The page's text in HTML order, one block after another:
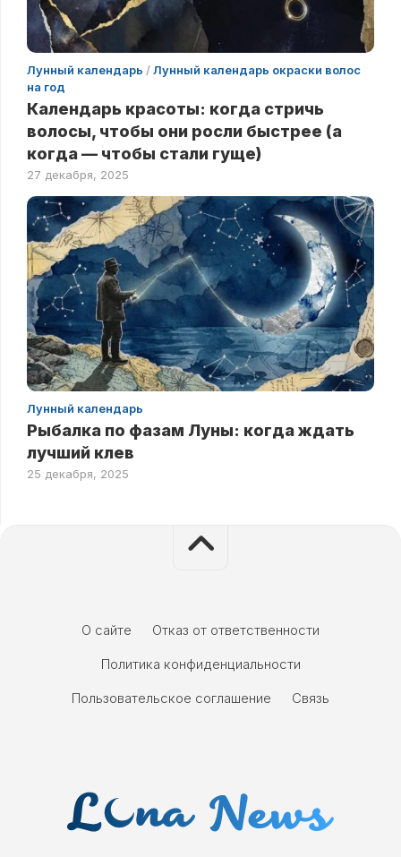
Лунный календарь /Лунный календарь окраски волос
на год
Календарь красоты: когда стричь
волосы, чтобы они росли быстрее (а
когда — чтобы стали гуще)
27 декабря, 2025
Лунный календарь
Рыбалка по фазам Луны: когда ждать
лучший клев
25 декабря, 2025
О сайте
Отказ от ответственности
Политика конфиденциальности
Пользовательское соглашение
Связь